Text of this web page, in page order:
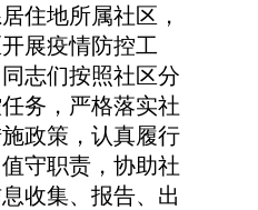
住地所属社区，
展疫情防控工
志们按照社区分
务，严格落实社
政策，认真履行
守职责，协助社
收集、报告、出